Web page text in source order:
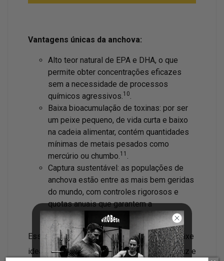
Vantagens únicas da anchova:
Alto teor natural de EPA e DHA, o que
permite obter concentrações eficazes
sem a necessidade de processos
químicos agressivos.10.
Baixa bioacumulação de toxinas: por ser
um peixe pequeno, de vida curta e baixo
na cadeia alimentar, contém quantidades
mínimas de metais pesados como
mercúrio ou chumbo.11 .
Captura sustentável: as populações de
anchova estão entre as mais bem geridas
do mundo, com controles rigorosos e
quotas anuais que garantem a
conservação do ecossistema.12.
Essas características tornam a anchova o peixe
ideal para produzir um ômega 3 seguro, eficaz e